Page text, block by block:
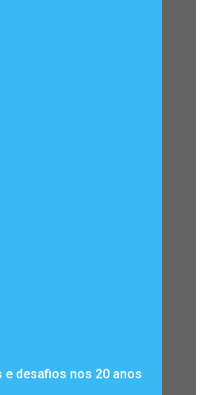
e desafios nos 20 anos